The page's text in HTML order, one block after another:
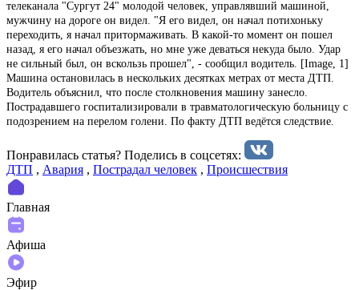
телеканала "Сургут 24" молодой человек, управлявший машиной,
мужчину на дороге он видел. "Я его видел, он начал потихоньку
переходить, я начал притормаживать. В какой-то момент он пошел
назад, я его начал объезжать, но мне уже деваться некуда было. Удар
не сильный был, он вскользь прошел", - сообщил водитель. [Image, 1]
Машина остановилась в нескольких десятках метрах от места ДТП.
Водитель объяснил, что после столкновения машину занесло.
Пострадавшего госпитализировали в травматологическую больницу с
подозрением на перелом голени. По факту ДТП ведётся следствие.
Понравилась статья? Поделиcь в соцсетях:
ДТП , Авария , Пострадал человек , Происшествия
Главная
Афиша
Эфир